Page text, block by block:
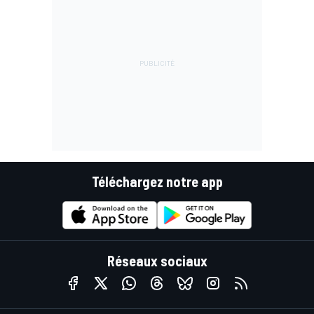
Téléchargez notre app
Réseaux sociaux